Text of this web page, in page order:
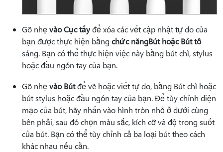
Gõ nhẹvào Cục tẩyđể xóa các vết cập nhật tự do của
bạn được thực hiện bằngchức năngBút hoặc Bút tô
sáng. Bạn có thể thực hiện việc này bằng bút chì, stylus
hoặc đầu ngón tay của bạn.
Gõ nhẹvào Bútđể vẽ hoặc viết tự do, bằng Bút chì hoặc
bút stylus hoặc đầu ngón tay của bạn. Để tùy chỉnh diện
mạo của bút, hãy nhấn vào hình tròn nhỏ ở dưới cùng
bên phải, sau đó chọn màu sắc, kích cỡ và độ trong suốt
của bút. Bạn có thể tùy chỉnh cả ba loại bút theo cách
khác nhau nếu cần.